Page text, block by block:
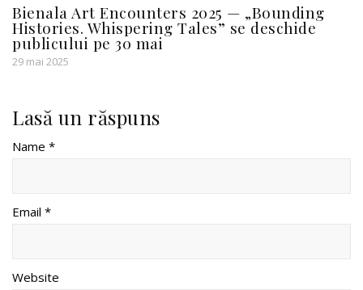
Bienala Art Encounters 2025 — „Bounding
Histories. Whispering Tales” se deschide
publicului pe 30 mai
29 mai 2025
Lasă un răspuns
Name *
Email *
Website